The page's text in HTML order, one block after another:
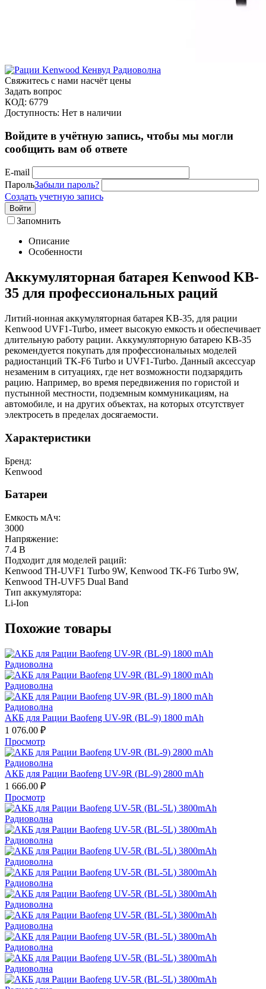
Свяжитесь с нами насчёт цены
Задать вопрос
КОД: 6779
Доступность: Нет в наличии
Войдите в учётную запись, чтобы мы могли
сообщить вам об ответе
E-mail
ПарольЗабыли пароль?
Создать учетную запись
Войти
Запомнить
Описание
Особенности
Аккумуляторная батарея Kenwood KB-
35 для профессиональных раций
Литий-ионная аккумуляторная батарея KB-35, для рации
Kenwood UVF1-Turbo, имеет высокую емкость и обеспечивает
длительную работу рации. Аккумуляторную батарею KB-35
рекомендуется покупать для профессиональных моделей
радиостанций TK-F6 Turbo и UVF1-Turbo. Данный аксессуар
незаменим в ситуациях, где нет возможности подзарядить
рацию. Например, во время передвижения по гористой и
пустынной местности, подземным коммуникациям, на
автомобиле, и на других объектах, на которых отсутствует
электросеть в пределах досягаемости.
Характеристики
Бренд:
Kenwood
Батареи
Емкость мАч:
3000
Напряжение:
7.4 В
Подходит для моделей раций:
Kenwood TH-UVF1 Turbo 9W, Kenwood TK-F6 Turbo 9W,
Kenwood TH-UVF5 Dual Band
Тип аккумулятора:
Li-Ion
Похожие товары
АКБ для Рации Baofeng UV-9R (BL-9) 1800 mAh
1 076.00 ₽
Просмотр
АКБ для Рации Baofeng UV-9R (BL-9) 2800 mAh
1 666.00 ₽
Просмотр